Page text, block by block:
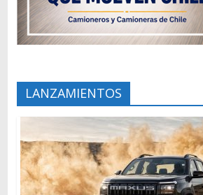
LANZAMIENTOS